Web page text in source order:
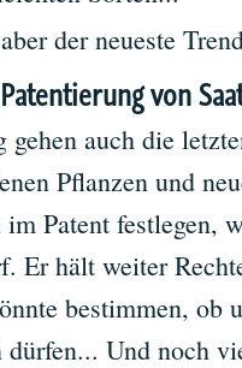
der neueste
von
auch die
Pflanzen und
Patent festlegen,
Er hält weiter
bestimmen, ob
dürfen... Und noch